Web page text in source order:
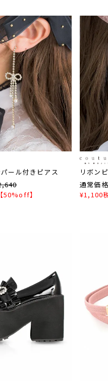
ール付きピアス
【50%off】
リボン
通常価
¥1,100